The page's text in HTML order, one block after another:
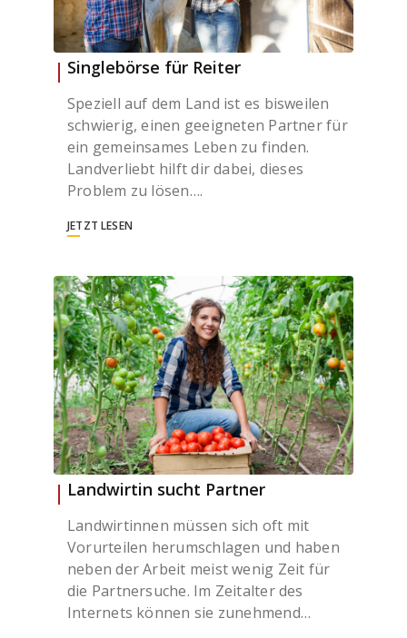
Singlebörse für Reiter
Speziell auf dem Land ist es bisweilen
schwierig, einen geeigneten Partner für
ein gemeinsames Leben zu finden.
Landverliebt hilft dir dabei, dieses
Problem zu lösen….
JETZT LESEN
Landwirtin sucht Partner
Landwirtinnen müssen sich oft mit
Vorurteilen herumschlagen und haben
neben der Arbeit meist wenig Zeit für
die Partnersuche. Im Zeitalter des
Internets können sie zunehmend…